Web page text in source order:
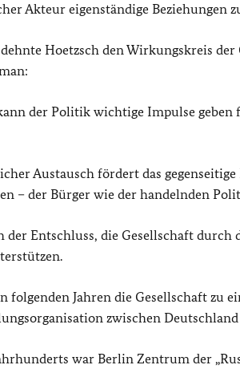
Akteur eigenständige Beziehungen
Hoetzsch den Wirkungskreis
der Politik wichtige Impulse
Austausch fördert das
– der Bürger wie der handelnden
Entschluss, die Gesellschaft durch
folgenden Jahren die Gesellschaft zu
zwischen
war Berlin Zentrum der